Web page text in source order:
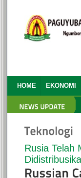
HOME EKONOMI
yang Ke 13 Aplikasi
Rusia Telah